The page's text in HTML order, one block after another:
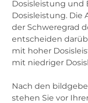
Dosisleistung und
Dosisleistung. Die
der Schweregrad
entscheiden
mit hoher
mit niedriger
Nach den
stehen Sie vor